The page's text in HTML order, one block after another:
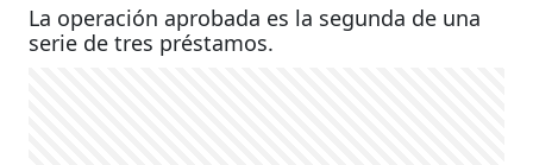
La operación aprobada es la segunda de una
serie de tres préstamos.